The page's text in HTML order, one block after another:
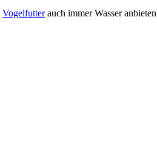
Vogelfutterauch immer Wasser